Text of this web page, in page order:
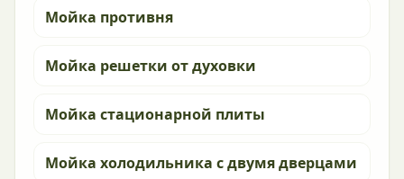
Мойка противня
Мойка решетки от духовки
Мойка стационарной плиты
Мойка холодильника с двумя дверцами